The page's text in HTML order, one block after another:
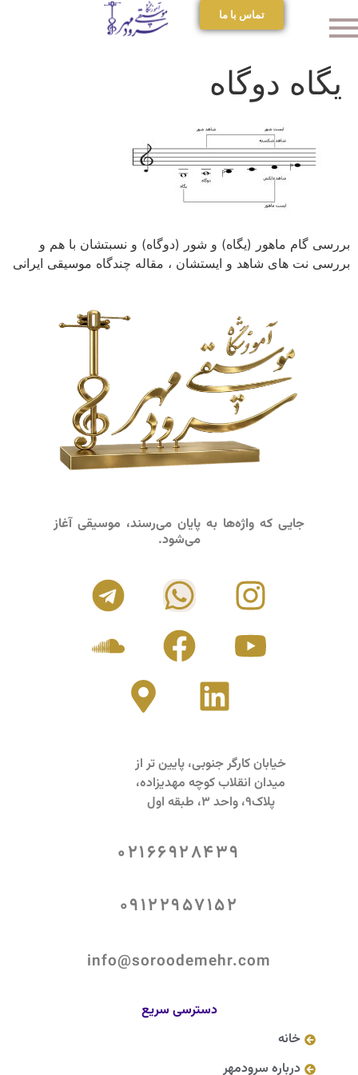
تماس با ما
یگاه دوگاه
بررسی گام ماهور (یگاه) و شور (دوگاه) و نسبتشان با هم و
بررسی نت های شاهد و ایستشان ، مقاله چندگاه موسیقی ایرانی
جایی که واژه‌ها به پایان می‌رسند، موسیقی آغاز
می‌شود.
خیابان کارگر جنوبی، پایین تر از
میدان انقلاب کوچه مهدیزاده،
پلاک9، واحد 3، طبقه اول
02166928439
09122957152
info@soroodemehr.com
دسترسی سریع
خانه
درباره سرودمهر